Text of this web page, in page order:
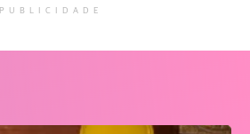
PUBLICIDADE